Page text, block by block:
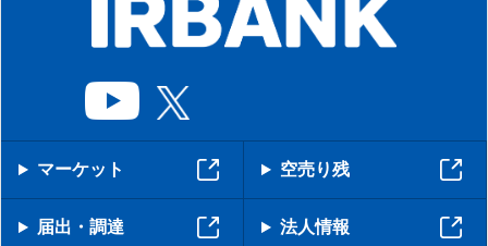
マーケット 空売り残
届出・調達 法人情報